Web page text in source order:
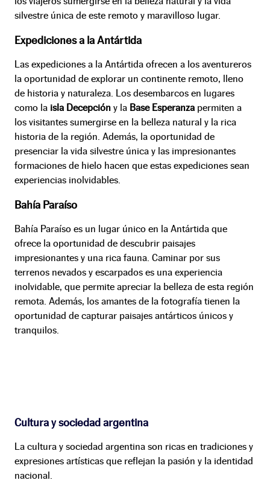
silvestre única de este remoto y maravilloso lugar.
Expediciones a la Antártida
Las expediciones a la Antártida ofrecen a los aventureros
la oportunidad de explorar un continente remoto, lleno
de historia y naturaleza. Los desembarcos en lugares
como la isla Decepción y la Base Esperanza permiten a
los visitantes sumergirse en la belleza natural y la rica
historia de la región. Además, la oportunidad de
presenciar la vida silvestre única y las impresionantes
formaciones de hielo hacen que estas expediciones sean
experiencias inolvidables.
Bahía Paraíso
Bahía Paraíso es un lugar único en la Antártida que
ofrece la oportunidad de descubrir paisajes
impresionantes y una rica fauna. Caminar por sus
terrenos nevados y escarpados es una experiencia
inolvidable, que permite apreciar la belleza de esta región
remota. Además, los amantes de la fotografía tienen la
oportunidad de capturar paisajes antárticos únicos y
tranquilos.
Cultura y sociedad argentina
La cultura y sociedad argentina son ricas en tradiciones y
expresiones artísticas que reflejan la pasión y la identidad
nacional.